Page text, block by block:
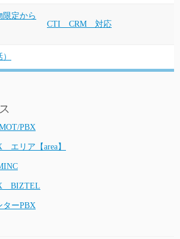
限定から
CTI CRM 対応
PBX
リア【area】
BIZTEL
ーPBX